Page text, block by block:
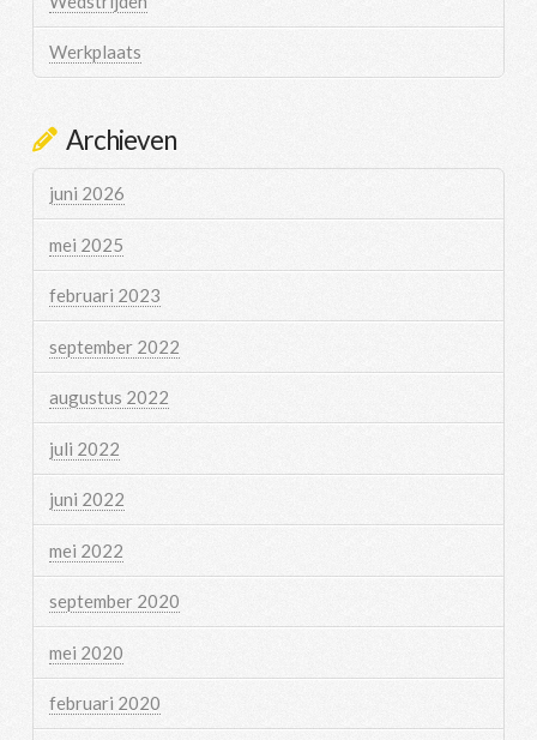
Werkplaats
Archieven
juni 2026
mei 2025
februari 2023
september 2022
augustus 2022
juli 2022
juni 2022
mei 2022
september 2020
mei 2020
februari 2020